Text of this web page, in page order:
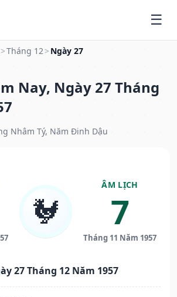
>Tháng 12> Ngày 27
Nay, Ngày 27 Tháng
Nhâm Tý, Năm Đinh Dậu
🐓
ÂM LỊCH
7
Tháng 11 Năm 1957
27 Tháng 12 Năm 1957